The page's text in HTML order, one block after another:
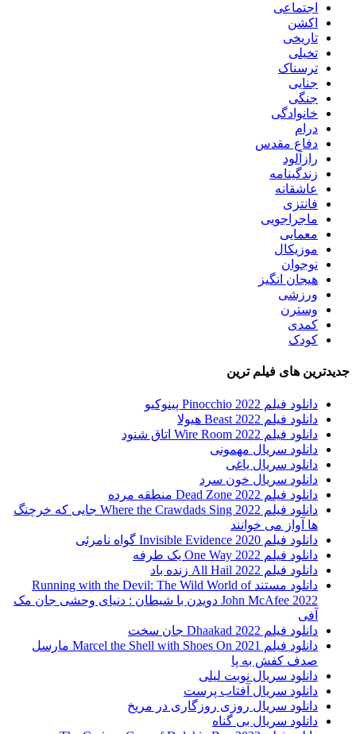
اجتماعی
اکشن
تاریخی
تخیلی
ترسناک
جنایی
جنگی
خانوادگی
درام
دفاع مقدس
رازآلود
زندگینامه
عاشقانه
فانتزی
ماجراجویی
معمایی
موزیکال
نوجوان
هیجان انگیز
ورزشی
وسترن
کمدی
کودک
جدیدترین های فیلم ترین
دانلود فیلم Pinocchio 2022 پینوکیو
دانلود فیلم Beast 2022 هیولا
دانلود فیلم Wire Room 2022 اتاق شنود
دانلود سریال مهمونی
دانلود سریال یاغی
دانلود سریال خون سرد
دانلود فیلم 2022 Dead Zone منطقه مرده
دانلود فیلم Where the Crawdads Sing 2022 جایی که خرچنگ
ها آواز می خوانند
دانلود فیلم 2020 Invisible Evidence گواه نامرئی
دانلود فیلم One Way 2022 یک طرفه
دانلود فیلم All Hail 2022 زنده باد
دانلود مستند Running with the Devil: The Wild World of
John McAfee 2022 دویدن با شیطان : دنیای وحشی جان مک
آفی
دانلود فیلم Dhaakad 2022 جان سخت
دانلود فیلم Marcel the Shell with Shoes On 2021 مارسل
صدف کفش به پا
دانلود سریال نوبت لیلی
دانلود سریال آفتاب پرست
دانلود سریال روزی روزگاری در مریخ
دانلود سریال بی گناه